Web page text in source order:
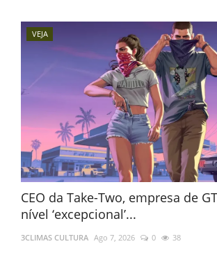
VEJA
CEO da Take-Two, empresa de
nível ‘excepcional’...
3CLIMAS CULTURA Ago 7, 2026 0 38